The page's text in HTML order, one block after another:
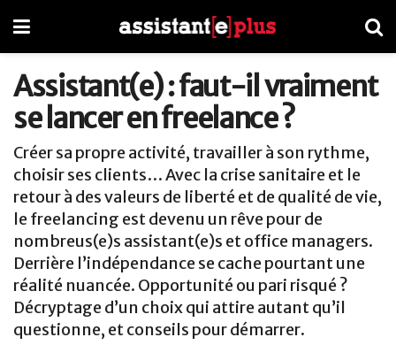
Assistant(e) : faut-il vraiment
se lancer en freelance ?
Créer sa propre activité, travailler à son rythme,
choisir ses clients… Avec la crise sanitaire et le
retour à des valeurs de liberté et de qualité de vie,
le freelancing est devenu un rêve pour de
nombreus(e)s assistant(e)s et office managers.
Derrière l’indépendance se cache pourtant une
réalité nuancée. Opportunité ou pari risqué ?
Décryptage d’un choix qui attire autant qu’il
questionne, et conseils pour démarrer.